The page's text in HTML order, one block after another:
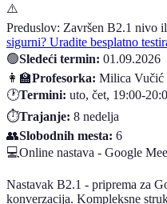
⚠️
Preduslov: Završen B2.1 nivo
sigurni? Uradite besplatno
🟢Sledeći termin: 01.09.2026
👩‍🏫Profesorka: Milica Vučić
🕐Termini: uto, čet, 19:00-
⏱️Trajanje: 8 nedelja
👥Slobodnih mesta: 6
💻Online nastava - Google
Nastavak B2.1 - priprema za
konverzacija. Kompleksne